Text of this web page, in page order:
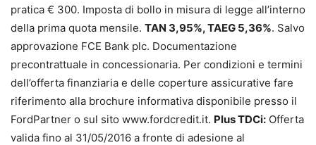
pratica € 300. Imposta di bollo in misura di legge all’interno
della prima quota mensile. TAN 3,95%, TAEG 5,36%. Salvo
approvazione FCE Bank plc. Documentazione
precontrattuale in concessionaria. Per condizioni e termini
dell’offerta finanziaria e delle coperture assicurative fare
riferimento alla brochure informativa disponibile presso il
FordPartner o sul sito www.fordcredit.it. Plus TDCi: Offerta
valida fino al 31/05/2016 a fronte di adesione al